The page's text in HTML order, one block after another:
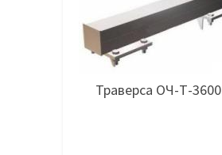
Траверса ОЧ-Т-3600